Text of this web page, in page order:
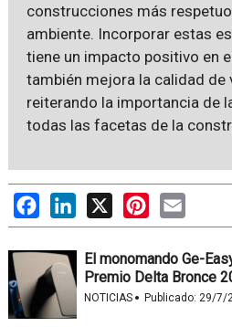
construcciones más
ambiente. Incorporar estas
tiene un impacto positivo en
también mejora la calidad de
reiterando la importancia de
todas las facetas de la
FacebookLinkedIn
X PinterestEmail
El monomando Ge-
Premio Delta Bronce
NOTICIAS · Publicado: 29/7/